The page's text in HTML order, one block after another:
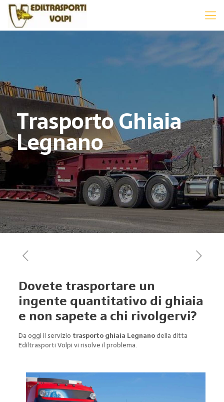
Trasporto Ghiaia
Legnano
Dovete trasportare un
ingente quantitativo di ghiaia
e non sapete a chi rivolgervi?
Da oggi il servizio trasporto ghiaia Legnanodella ditta
Ediltrasporti Volpi vi risolve il problema.